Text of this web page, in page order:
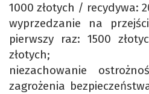
1000 złotych / recydywa:
wyprzedzanie na
pierwszy raz: 1500
złotych;
niezachowanie
zagrożenia